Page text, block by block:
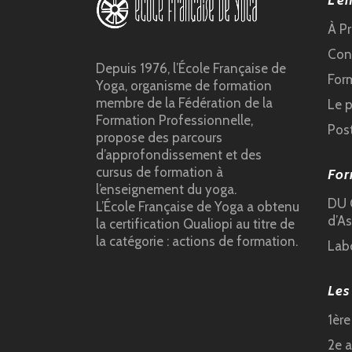
Depuis 1976, l’École Française de
Yoga, organisme de formation
membre de la Fédération de la
Formation Professionnelle,
propose des parcours
d’approfondissement et des
cursus de formation à
l’enseignement du yoga.
L’École Française de Yoga a obtenu
la certification Qualiopi au titre de
la catégorie : actions de formation.
À
Le
DU
2e